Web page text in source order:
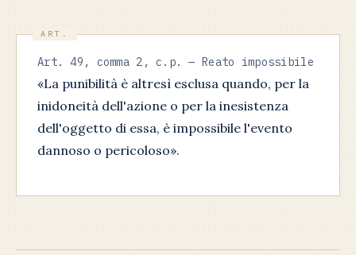
Art. 49, comma 2, c.p. — Reato impossibile
«La punibilità è altresì esclusa quando, per la
inidoneità dell'azione o per la inesistenza
dell'oggetto di essa, è impossibile l'evento
dannoso o pericoloso».